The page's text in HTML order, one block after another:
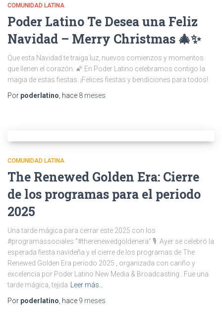
COMUNIDAD LATINA
Poder Latino Te Desea una Feliz
Navidad – Merry Christmas 🎄✨
Que esta Navidad te traiga luz, nuevos comienzos y momentos
que llenen el corazón. 🌠 En Poder Latino celebramos contigo la
magia de estas fiestas. ¡Felices fiestas y bendiciones para todos!
Por poderlatino , hace 8 meses
COMUNIDAD LATINA
The Renewed Golden Era: Cierre
de los programas para el periodo
2025
Una tarde mágica para cerrar este 2025 con los
#programassociales “#therenewedgoldenera” 🎙️. Ayer se celebró la
esperada fiesta navideña y el cierre de los programas de The
Renewed Golden Era periodo 2025 , organizada con cariño y
excelencia por Poder Latino New Media & Broadcasting.. Fue una
tarde mágica, tejida
Leer más…
Por poderlatino , hace 9 meses